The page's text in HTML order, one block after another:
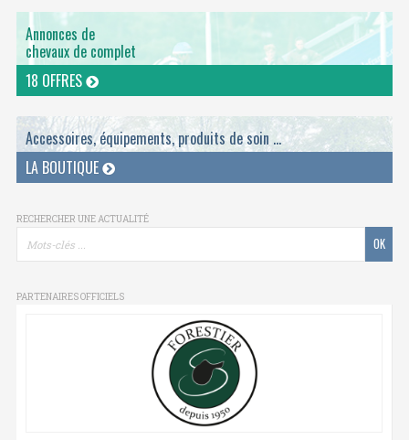
Annonces de
chevaux de complet
18 OFFRES
Accessoires, équipements, produits de soin ...
LA BOUTIQUE
RECHERCHER UNE ACTUALITÉ
PARTENAIRES OFFICIELS